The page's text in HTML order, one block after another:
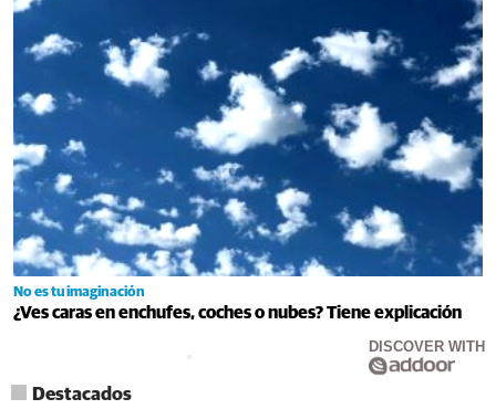
No es tu imaginación
¿Ves caras en enchufes, coches o nubes? Tiene explicación
DISCOVER WITH
Destacados